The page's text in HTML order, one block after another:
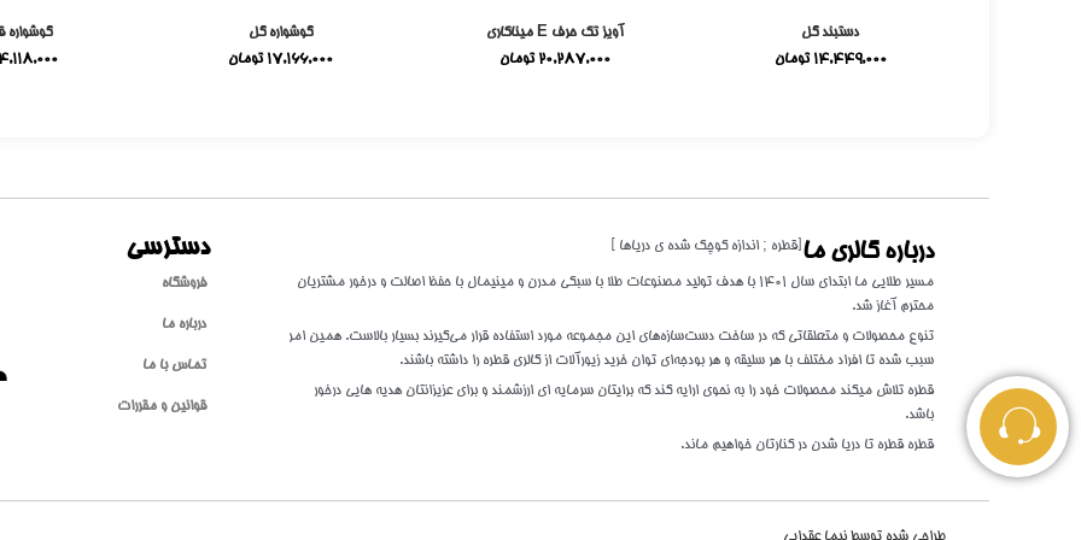
دستبند گل
14,449,000 تومان
آویز تک حرف E میناکاری
20,287,000 تومان
گوشواره گل
17,166,000 تومان
گوشواره
درباره گالری ما [قطره ; اندازه کوچک شده ی دریاها ]
مسیر طلایی ما ابتدای سال 1401 با هدف تولید مصنوعات طلا با سبکی مدرن و مینیمال با حفظ اصالت و درخور مشتریان
محترم آغاز شد.
تنوع محصولات و متعلقاتی که در ساخت دست‌سازه‌های این مجموعه مورد استفاده قرار می‌گیرند بسیار بالاست. همین امر
سبب شده تا افراد مختلف با هر سلیقه و هر بودجه‌ای توان خرید زیورآلات از گالری قطره را داشته باشند.
قطره تلاش میکند محصولات خود را به نحوی ارایه کند که برایتان سرمایه ای ارزشمند و برای عزیزانتان هدیه هایی درخور
باشد.
قطره قطره تا دریا شدن در کنارتان خواهیم ماند.
دسترسی
فروشگاه
درباره ما
تماس با ما
قوانین و مقررات
طراحی شده توسط نیما عقدایی